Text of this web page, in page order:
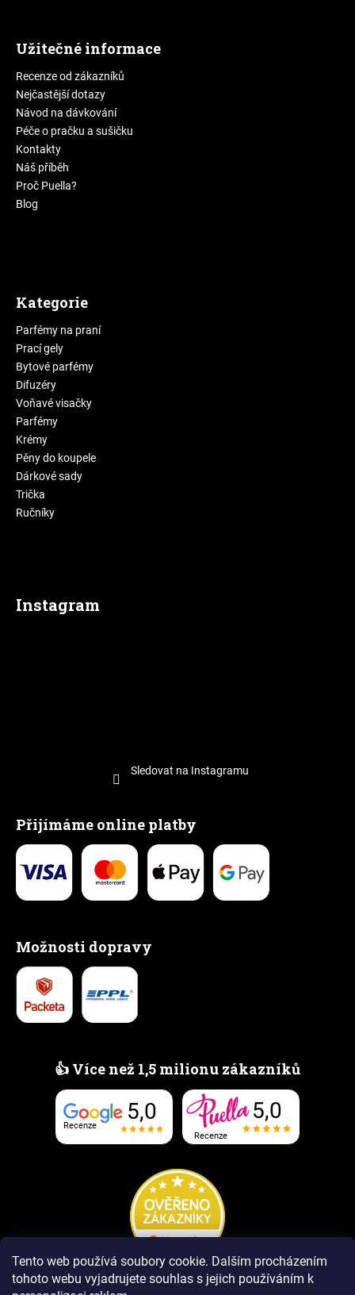
Tento web používá soubory cookie. Dalším procházením
tohoto webu vyjadrujete souhlas s jejich používáním k
Užitečné informace
Recenze od zákazníků
Nejčastější dotazy
Návod na dávkování
Péče o pračku a sušičku
Kontakty
Náš příběh
Proč Puella?
Blog
Kategorie
Parfémy na praní
Prací gely
Bytové parfémy
Difuzéry
Voňavé visačky
Parfémy
Krémy
Pěny do koupele
Dárkové sady
Trička
Ručníky
Instagram
Sledovat na Instagramu
Přijímáme online platby
Možnosti dopravy
👍 Více než 1,5 milionu zákazníků
Recenze
5,0
Recenze
5,0